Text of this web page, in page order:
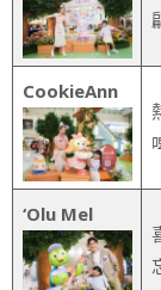
CookieAnn
‘Olu Mel